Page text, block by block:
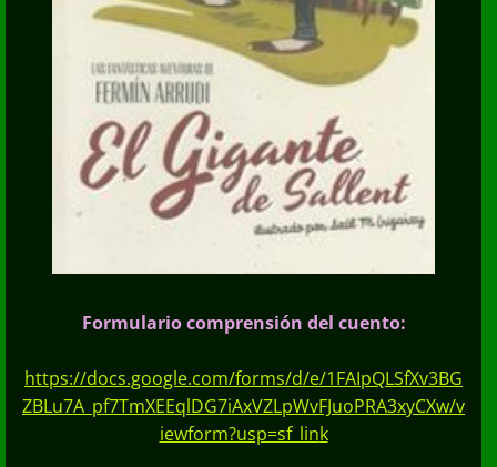
Formulario comprensión del cuento:
https://docs.google.com/forms/d/e/1FAIpQLSfXv3BG
ZBLu7A_pf7TmXEEqlDG7iAxVZLpWvFJuoPRA3xyCXw/v
iewform?usp=sf_link